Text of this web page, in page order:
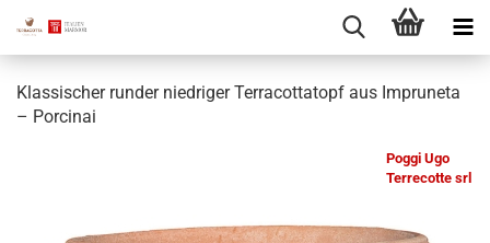
Klassischer runder niedriger Terracottatopf aus Impruneta
– Porcinai
Poggi Ugo
Terrecotte srl